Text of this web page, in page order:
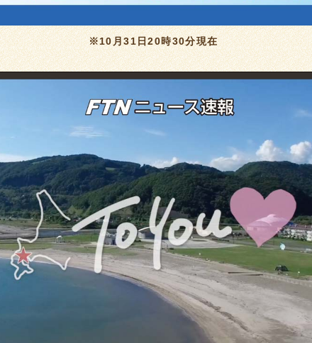
※10月31日20時30分現在